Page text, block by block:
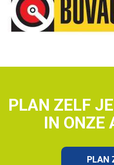
PLAN ZELF
IN ONZE
PLAN